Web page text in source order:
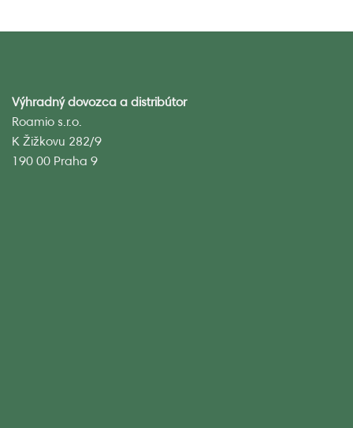
Výhradný dovozca a distribútor
Roamio s.r.o.
K Žižkovu 282/9
190 00 Praha 9